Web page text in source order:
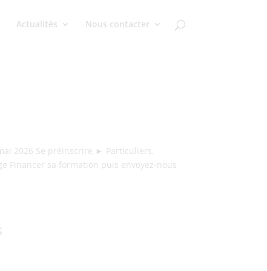
Actualités Nous contacter
2026 Se préinscrire ► Particuliers,
sa formation puis envoyez-nous